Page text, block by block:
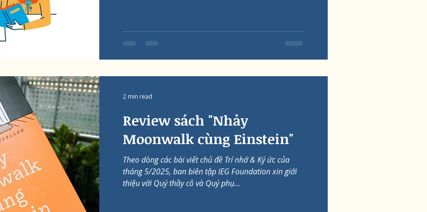
Review sách "Nhảy
Moonwalk cùng Einstein"
Theo dòng các bài viết chủ đề Trí nhớ & Ký ức của
tháng 5/2025, ban biên tập IEG Foundation xin giới
thiệu với Quý thầy cô và Quý phụ...
2 min read